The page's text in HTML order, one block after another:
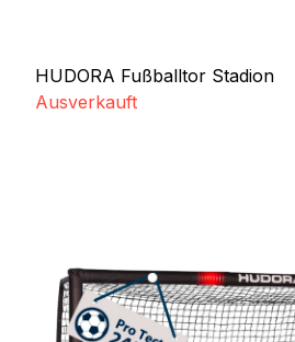
HUDORA Fußballtor Stadion
Ausverkauft